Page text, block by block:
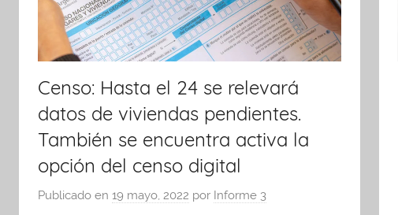
Censo: Hasta el 24 se relevará
datos de viviendas pendientes.
También se encuentra activa la
opción del censo digital
Publicado en 19 mayo, 2022 por Informe 3